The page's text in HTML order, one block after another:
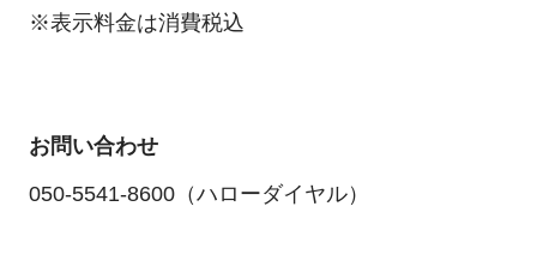
※表示料金は消費税込
お問い合わせ
050-5541-8600（ハローダイヤル）